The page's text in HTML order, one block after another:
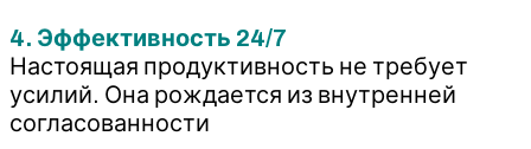
4. Эффективность 24/7
Настоящая продуктивность не требует
усилий. Она рождается из внутренней
согласованности